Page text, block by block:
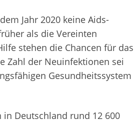
Jahr 2020 keine Aids-
als die Vereinten
stehen die Chancen für das
Zahl der Neuinfektionen sei
Gesundheitssystem
in Deutschland rund 12 600